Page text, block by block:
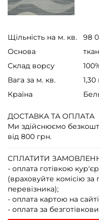
Щільність на м. кв.
98
Основа
Склад ворсу
Вага за м. кв.
1,30
Країна
ДОСТАВКА ТА ОПЛАТА
Ми здійснюємо
від 800 грн.
СПЛАТИТИ
- оплата готівкою
(враховуйте комісію
перевізника);
- оплата картою на
- оплата за